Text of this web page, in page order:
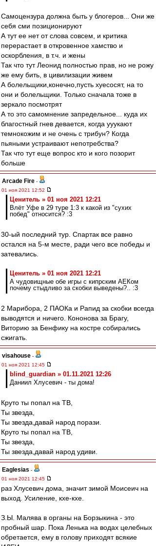
Самоцензура должна быть у блогеров... Они же
себя сми позиционируют
А тут ее нет от слова совсем, и критика
перерастает в откровенное хамство и
оскорбления, в т.ч. и жены
Так что тут Леонид полностью прав, но не рожу
же ему бить, в цивилизации живем
А болельщики,конечно,пусть хуесосят, на то
они и болельщики. Только сначала тоже в
зеркало посмотрят
А то это самомнение запредельное... куда их
благостный гнев девается, когда ууукают
темнокожим и не очень с трибун? Когда
пьяными устраивают непотребства?
Так что тут еще вопрос кто и кого позорит
больше
Arcade Fire -
01 ноя 2021 12:52
Ценитель » 01 ноя 2021 12:21
Влёт Уфе в 29 туре 1:3 к какой из "сухих
побед" относится? :3
30-ый последний тур. Спартак все равно
остался на 5-м месте, ради чего все победы и
затевались.
Ценитель » 01 ноя 2021 12:21
А чудовищные обе игры с кипрским АЕКом
почему стыдливо за скобки выведены?.. :3
2 Марибора, 2 ПАОКа и Рапид за скобки всегда
выводятся и ничего. Кононова за Брагу,
Виторию за Бенфику на костре собирались
сжигать.
visahouse -
01 ноя 2021 12:45
blind_guardian » 01.11.2021 12:26
Даниил Хлусевич - ты дома!
Круто ты попал на ТВ,
Ты звезда,
Ты звезда,давай народ порази.
Круто ты попал на ТВ,
Ты звезда,
Ты звезда,давай народ удиви.
Eaglesias -
01 ноя 2021 12:45
раз Хлусевич дома, значит зимой Моисеич на
выход. Усиление, кхе-кхе.
З.Ы. Малява в органы на Борзыкина - это
пробный шар. Пока Ленька на водах целебных
обретается, ему в голову приходят всякие